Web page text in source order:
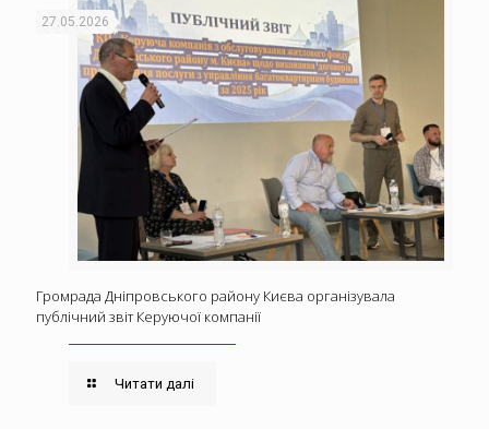
27.05.2026
Громрада Дніпровського району Києва організувала
публічний звіт Керуючої компанії
Читати далі